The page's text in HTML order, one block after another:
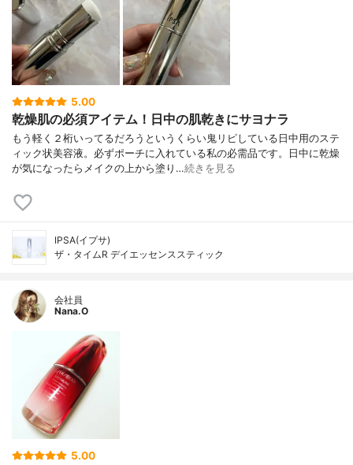
5.00
乾燥肌の必須アイテム！日中の肌乾きにサヨナラ
もう軽く２桁いってるだろうというくらい鬼リピしている日中用のステ
ィック状美容液。必ずポーチに入れている私の必需品です。日中に乾燥
が気になったらメイクの上から塗り…続きを見る
IPSA(イプサ)
ザ・タイムR デイエッセンススティック
会社員
Nana.O
5.00